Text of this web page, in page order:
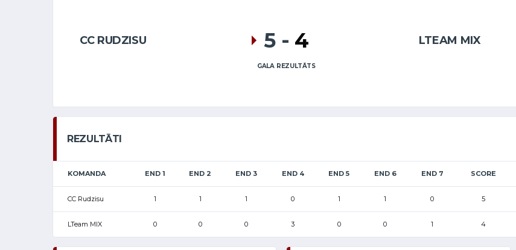
CC RUDZISU LTEAM MIX
5 - 4
GALA REZULTĀTS
REZULTĀTI
KOMANDA END 1 END 2 END 3 END 4 END 5 END 6 END 7 SCORE
CC Rudzisu 1 1 1 0 1 1 0 5
LTeam MIX 0 0 0 3 0 0 1 4